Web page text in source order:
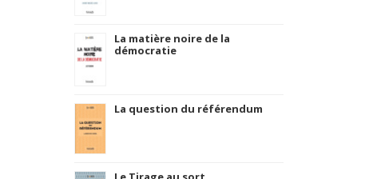
La matière noire de la
démocratie
La question du référendum